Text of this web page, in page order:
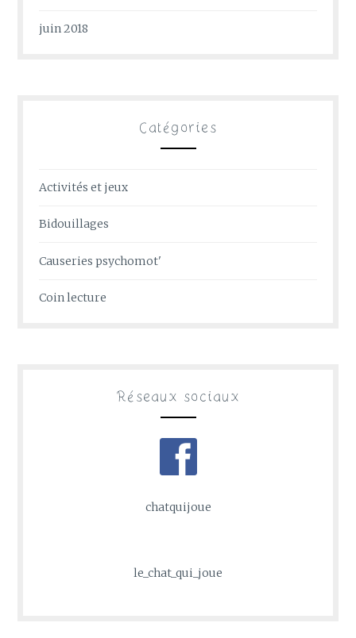
juin 2018
Catégories
Activités et jeux
Bidouillages
Causeries psychomot'
Coin lecture
Réseaux sociaux
chatquijoue
le_chat_qui_joue